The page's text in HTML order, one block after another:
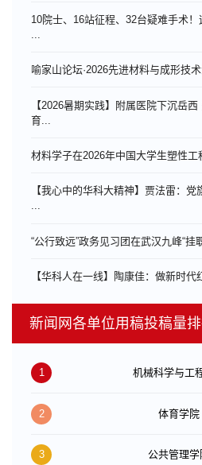
10院士、16站征程、32台疑难手术
喻家山论坛·2026先进材料与成形技
【2026暑期实践】附属医院下沉岳
育...
材料学子在2026年中国大学生塑性
【我心中的华科大精神】贾法雷：
...
“公行致远”政务见习团在武汉九峰“挂
【华科人在一线】陶康佳：做新时代
新闻网各单位用稿投稿量
1 机械科学与工
2 体育学院
3 公共管理学